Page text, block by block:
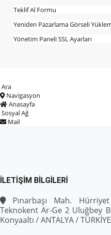
Teklif Al Formu
Yeniden Pazarlama Görseli
Yönetim Paneli SSL Ayarları
Ara
Navigasyon
Anasayfa
Sosyal Ağ
Mail
İLETIŞIM BILGILERI
Pınarbaşı Mah.
Teknokent Ar-Ge 2 Uluğbey
Konyaaltı / ANTALYA / TÜRKİYE